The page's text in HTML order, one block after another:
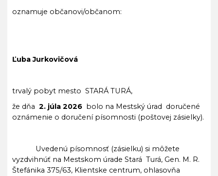
oznamuje občanovi/občanom:
Ľuba Jurkovičová
trvalý pobyt mesto STARÁ TURÁ,
že dňa 2. júla 2026 bolo na Mestský úrad doručené
oznámenie o doručení písomnosti (poštovej zásielky).
Uvedenú písomnosť (zásielku) si môžete
vyzdvihnúť na Mestskom úrade Stará Turá, Gen. M. R.
Štefánika 375/63, Klientske centrum, ohlasovňa